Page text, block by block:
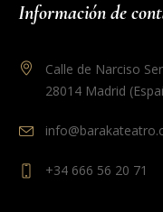
Información de
Calle de Narciso
28014 Madrid
+34 666 56 20 71